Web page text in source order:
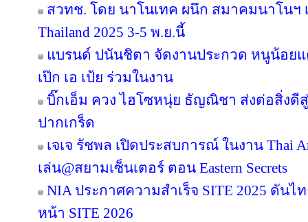
สวทช. โดย นาโนเทค ผนึก สมาคมนาโนฯ
Thailand 2025 3-5 พ.ย.นี้
แบรนด์ ปนันชิตา จัดงานประกวด หนูน้อยแ
เป๊ก เอ เป้ย ร่วมในงาน
บิ๊กเอ็ม ควง ไฮโซหนุ่ย ธัญณิชา ส่งต่อสิ่งดี
ปากเกร็ด
เจเจ รัชพล เปิดประสบการณ์ ในงาน Thai
เล่น@สยามเซ็นเตอร์ ตอน Eastern Secrets
NIA ประกาศความสำเร็จ SITE 2025 ดัน
หน้า SITE 2026